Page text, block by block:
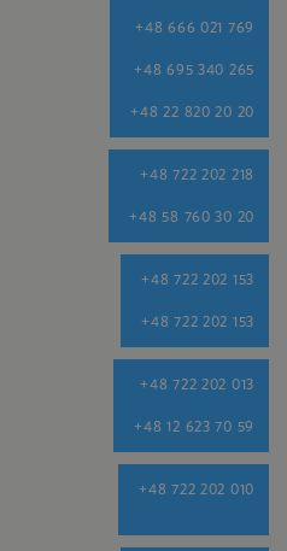
+48 666 021 769
+48 695 340 265
+48 22 820 20 20
+48 722 202 218
+48 58 760 30 20
+48 722 202 153
+48 722 202 153
+48 722 202 013
+48 12 623 70 59
+48 722 202 010